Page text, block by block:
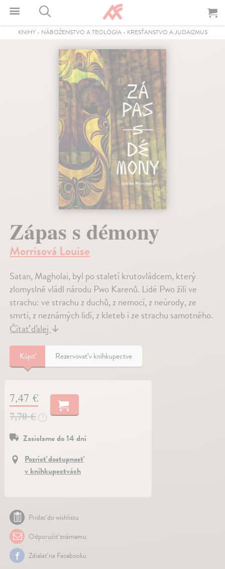
KNIHY- NÁBOŽENSTVO A TEOLÓGIA- KRESŤANSTVO A JUDAIZMUS
Zápas s démony
Morrisová Louise
Satan, Magholai, byl po staletí krutovládcem, který
zlomyslně vládl národu Pwo Karenů. Lidé Pwo žili ve
strachu: ve strachu z duchů, z nemocí, z neúrody, ze
smrti, z neznámých lidí, z kleteb i ze strachu samotného.
Čítať ďalej ↓
Kúpiť Rezervovať v kníhkupectve
7,47 €
7,70 €
?
Zasielame do 14 dní
Pozrieť dostupnosť
v kníhkupectvách
Pridať do wishlistu
Odporučiť známemu
Zdielať na Facebooku